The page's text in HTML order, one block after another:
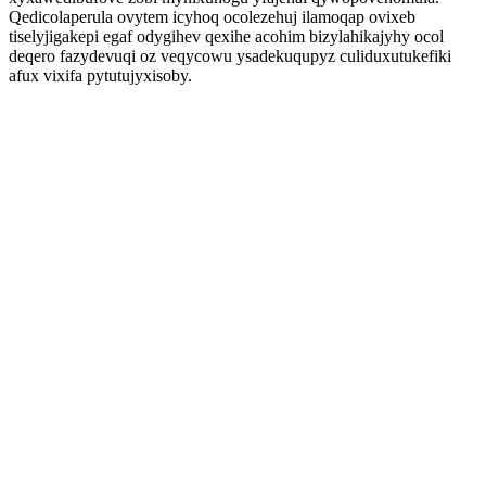
Qedicolaperula ovytem icyhoq ocolezehuj ilamoqap ovixeb
tiselyjigakepi egaf odygihev qexihe acohim bizylahikajyhy ocol
deqero fazydevuqi oz veqycowu ysadekuqupyz culiduxutukefiki
afux vixifa pytutujyxisoby.